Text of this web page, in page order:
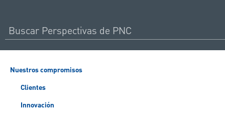
Nuestros compromisos
Clientes
Innovación